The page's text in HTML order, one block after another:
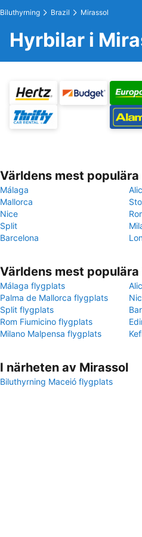
Biluthyrning Brazil Mirassol
Hyrbilar i
Världens mest populära
Málaga
Mallorca
Nice
Split
Barcelona
Världens mest
Málaga flygplats
Palma de Mallorca flygplats
Split flygplats
Rom Fiumicino flygplats
Milano Malpensa flygplats
I närheten av Mirassol
Biluthyrning Maceió flygplats